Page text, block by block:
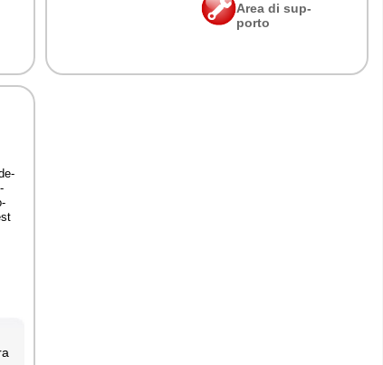
Area di sup­
por­to